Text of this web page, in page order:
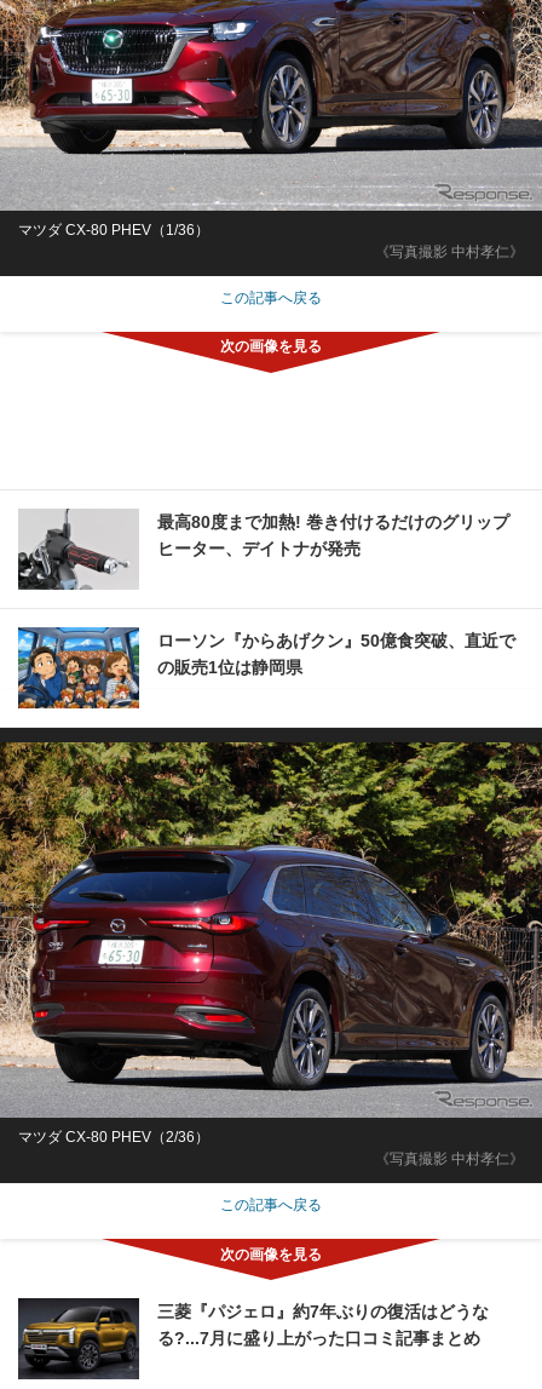
《写真撮影 中村孝仁》
マツダ CX-80 PHEV（1/36）
この記事へ戻る
最高80度まで加熱! 巻き付けるだけのグリップ
ヒーター、デイトナが発売
ローソン『からあげクン』50億食突破、直近で
の販売1位は静岡県
《写真撮影 中村孝仁》
マツダ CX-80 PHEV（2/36）
この記事へ戻る
三菱『パジェロ』約7年ぶりの復活はどうな
る?...7月に盛り上がった口コミ記事まとめ